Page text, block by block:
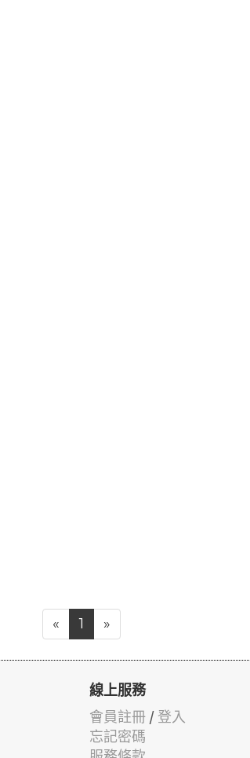
« 1 »
線上服務
會員註冊 / 登入
忘記密碼